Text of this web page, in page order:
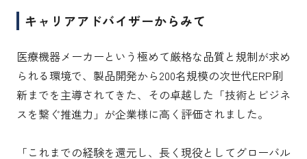
キャリアアドバイザーからみて
医療機器メーカーという極めて厳格な品質と規制が求め
られる環境で、製品開発から200名規模の次世代ERP刷
新までを主導されてきた、その卓越した「技術とビジネ
スを繋ぐ推進力」が企業様に高く評価されました。
「これまでの経験を還元し、長く現役としてグローバル